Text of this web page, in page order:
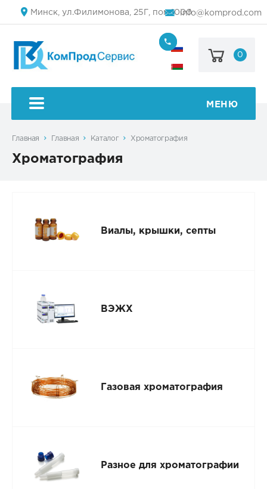
Минск, ул.Филимонова, 25Г, пом.1000info@komprod.com
(499)
444-
50
0
МЕНЮ
Главная Главная Каталог Хроматография
Хроматография
Виалы, крышки, септы
ВЭЖХ
Газовая хроматография
Разное для хроматографии